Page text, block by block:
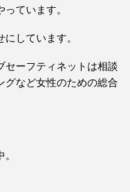
ています。
しています。
セーフティネットは相談
グなど女性のための総合